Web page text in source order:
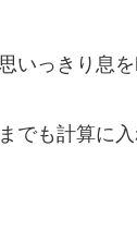
いっきり息
でも計算に